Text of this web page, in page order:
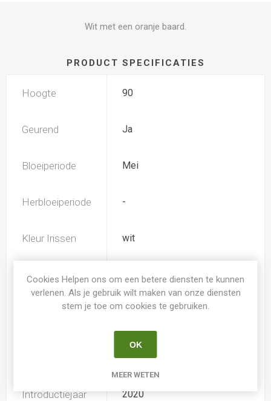
Wit met een oranje baard.
PRODUCT SPECIFICATIES
Hoogte 90
Geurend Ja
Bloeiperiode Mei
Herbloeiperiode -
Kleur Irissen wit
Iris type
TB (tall bearded) Hoge
baardiris
-
Introductiejaar 2020
Cookies Helpen ons om een betere diensten te kunnen
verlenen. Als je gebruik wilt maken van onze diensten
stem je toe om cookies te gebruiken.
OK
MEER WETEN